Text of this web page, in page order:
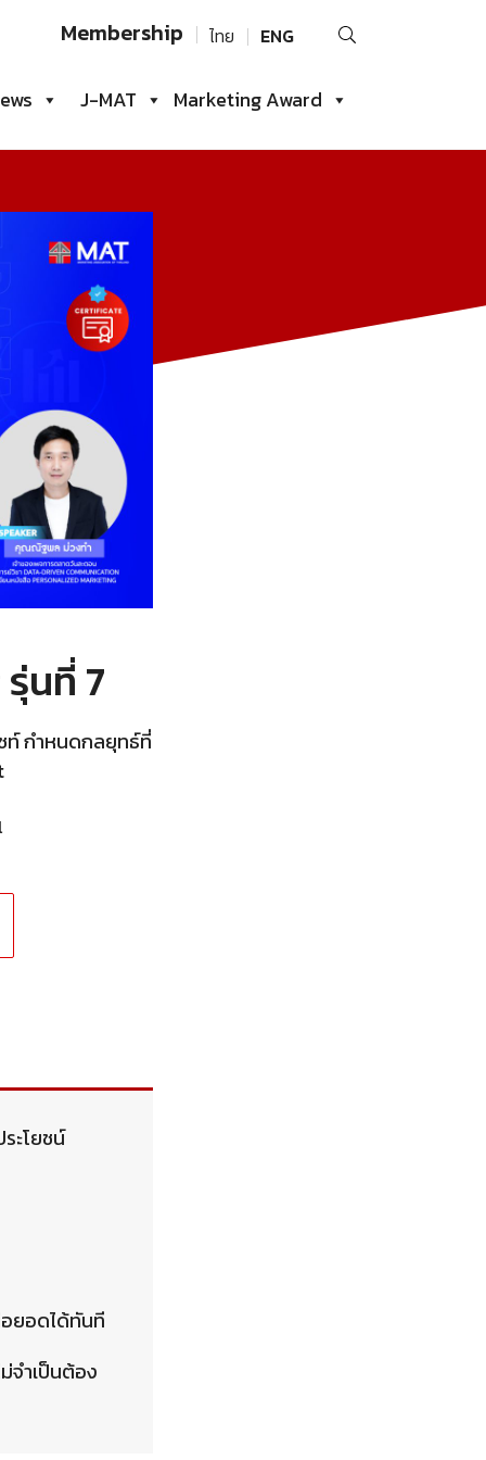
Membership ไทย ENG
Search
J-MAT Marketing Award
นที่ 7
ท์ กำหนดกลยุทธ์ที่
ะโยชน์
อยอดได้ทันที
จำเป็นต้อง